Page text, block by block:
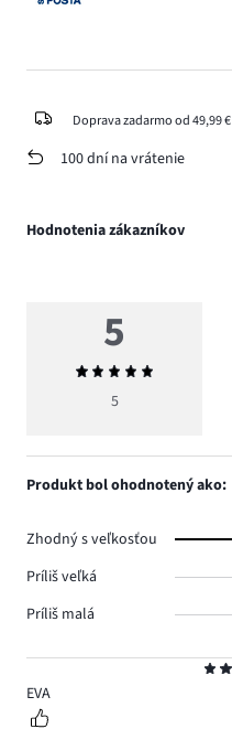
Doprava zadarmo od 49,99 €
100 dní na vrátenie
Hodnotenia zákazníkov
5
EVA
5
Priemerné
hodnotenie
5
Produkt bol ohodnotený ako:
Zhodný s veľkosťou
Príliš veľká
Príliš malá